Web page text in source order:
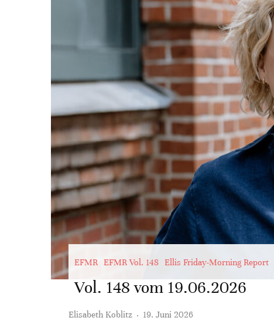
EFMR EFMR Vol. 148 Ellis Friday-Morning Report
Vol. 148 vom 19.06.2026
Elisabeth Koblitz · 19. Juni 2026